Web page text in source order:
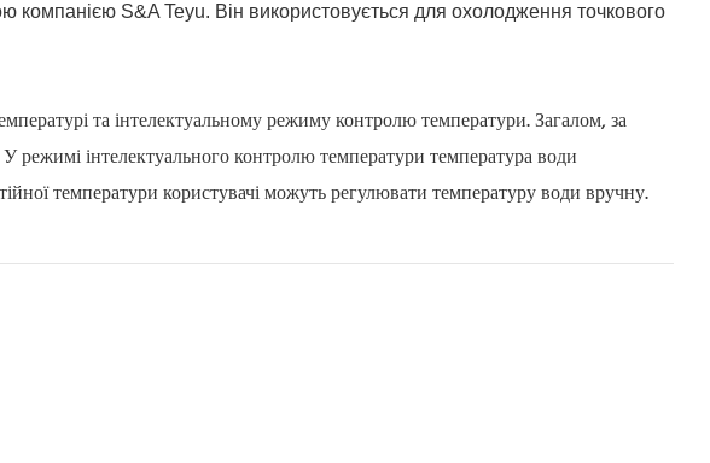
S&A Teyu. Він використовується для охолодження точкового
та інтелектуальному режиму контролю температури. Загалом, за
інтелектуального контролю температури температура води
температури користувачі можуть регулювати температуру води вручну.